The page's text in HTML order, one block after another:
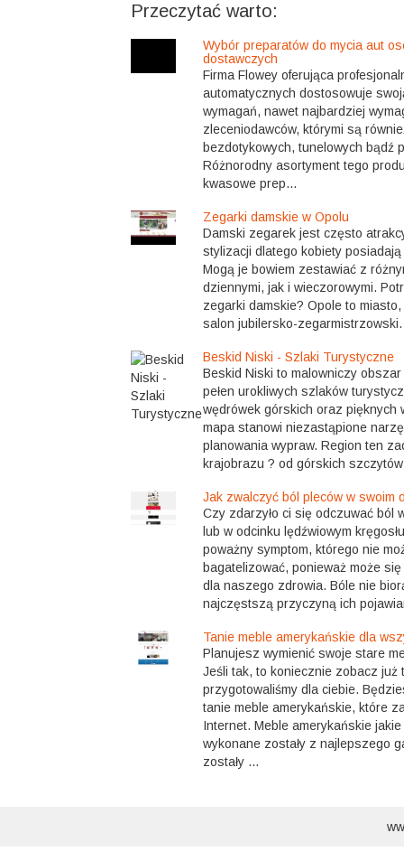
Przeczytać warto:
Wybór preparatów do mycia aut
dostawczych
Firma Flowey oferująca
automatycznych dostosowuje
wymagań, nawet najbardziej
zleceniodawców, którymi są
bezdotykowych, tunelowych bądź
Różnorodny asortyment tego
kwasowe prep...
Zegarki damskie w Opolu
Damski zegarek jest często
stylizacji dlatego kobiety
Mogą je bowiem zestawiać z
dziennymi, jak i wieczorowymi.
zegarki damskie? Opole to
salon jubilersko-
Beskid Niski - Szlaki Turystyczne
Beskid Niski to malowniczy obszar
pełen urokliwych szlaków
wędrówek górskich oraz pięknych
mapa stanowi niezastąpione
planowania wypraw. Region ten
krajobrazu ? od górskich
Jak zwalczyć ból pleców w swoim
Czy zdarzyło ci się odczuwać ból
lub w odcinku lędźwiowym
poważny symptom, którego nie
bagatelizować, ponieważ może
dla naszego zdrowia. Bóle nie
najczęstszą przyczyną ich
Tanie meble amerykańskie dla
Planujesz wymienić swoje stare
Jeśli tak, to koniecznie zobacz już
przygotowaliśmy dla ciebie.
tanie meble amerykańskie, które
Internet. Meble amerykańskie
wykonane zostały z najlepszego
zostały ...